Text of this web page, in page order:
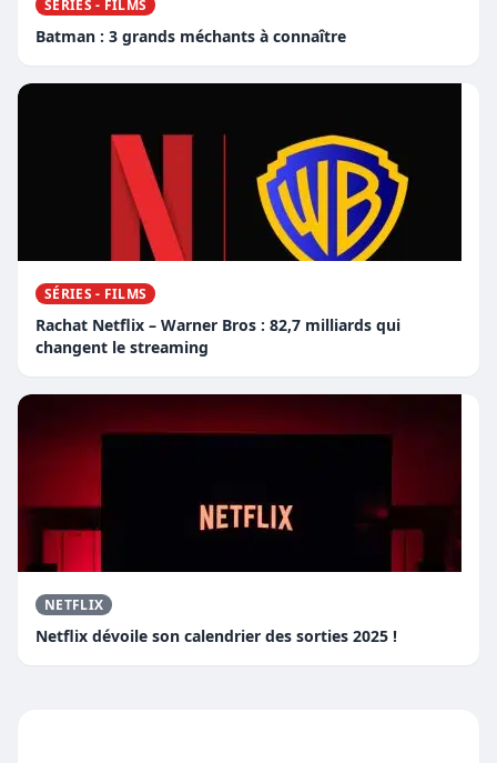
SÉRIES - FILMS
Batman : 3 grands méchants à connaître
SÉRIES - FILMS
Rachat Netflix – Warner Bros : 82,7 milliards qui
changent le streaming
NETFLIX
Netflix dévoile son calendrier des sorties 2025 !